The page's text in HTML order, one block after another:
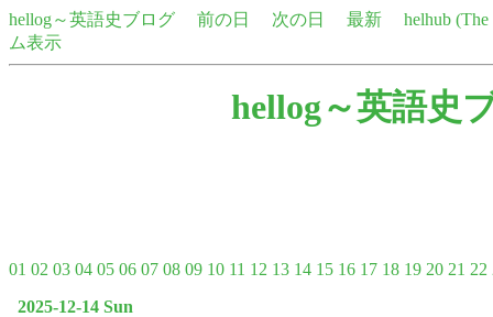
hellog～英語史ブログ 前の日 次の日 最新
helhub
ム表示
hellog～英語史
01 02 03 04 05 06 07 08 09 10 11 12 13 14 15 16 17 18 19 20 21 22
2025-12-14 Sun